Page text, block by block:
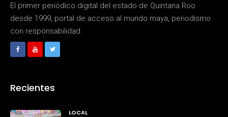
El primer periódico digital del estado de Quintana Roo
desde 1999, portal de acceso al mundo maya, periodismo
con responsabilidad.
Recientes
LOCAL